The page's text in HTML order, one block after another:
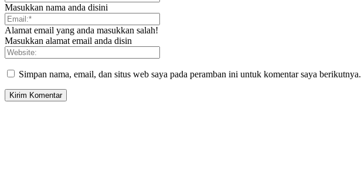
Masukkan nama anda disini
Alamat email yang anda masukkan salah!
Masukkan alamat email anda disin
Simpan nama, email, dan situs web saya pada peramban ini untuk komentar saya berikutnya.